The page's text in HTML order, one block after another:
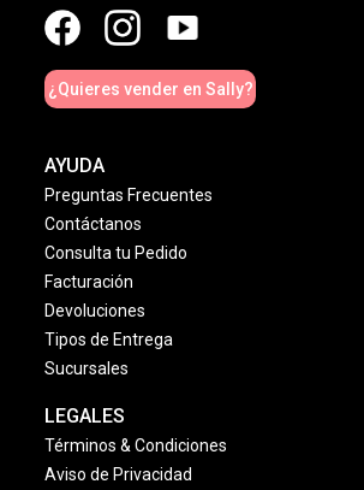
¿Quieres vender en Sally?
AYUDA
Preguntas Frecuentes
Contáctanos
Consulta tu Pedido
Facturación
Devoluciones
Tipos de Entrega
Sucursales
LEGALES
Términos & Condiciones
Aviso de Privacidad